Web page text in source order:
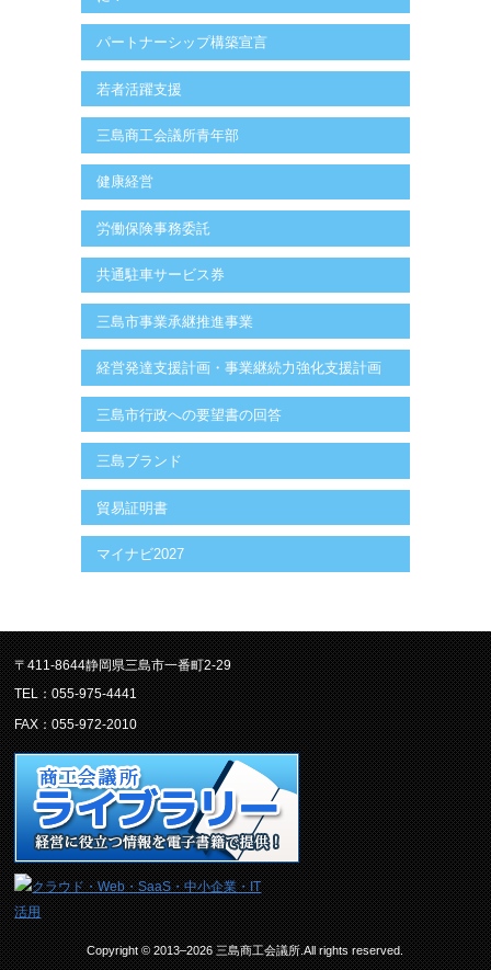
パートナーシップ構築宣言
若者活躍支援
三島商工会議所青年部
健康経営
労働保険事務委託
共通駐車サービス券
三島市事業承継推進事業
経営発達支援計画・事業継続力強化支援計画
三島市行政への要望書の回答
三島ブランド
貿易証明書
マイナビ2027
〒411-8644静岡県三島市一番町2-29
TEL：055-975-4441
FAX：055-972-2010
Copyright © 2013–2026 三島商工会議所.All rights reserved.